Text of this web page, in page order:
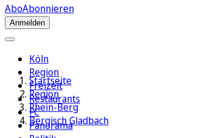
AboAbonnieren
Anmelden
Köln
Region
Freizeit
Restaurants
FC
Panorama
Startseite
Region
Rhein-Berg
Bergisch Gladbach